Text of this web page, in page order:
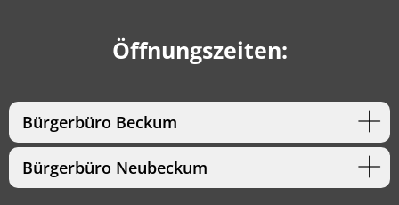
Öffnungszeiten:
Bürgerbüro Beckum
Bürgerbüro Neubeckum